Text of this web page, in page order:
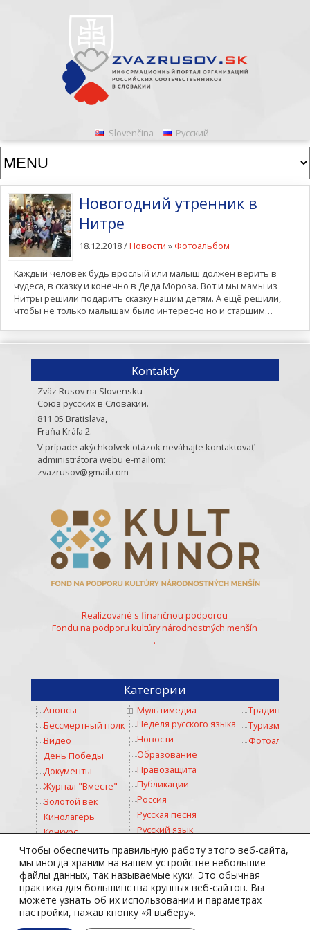
Slovenčina Русский
Новогодний утренник в
Нитре
18.12.2018 /Новости » Фотоальбом
Каждый человек будь врослый или малыш должен верить в
чудеса, в сказку и конечно в Деда Мороза. Вот и мы мамы из
Нитры решили подарить сказку нашим детям. А ещё решили,
чтобы не только малышам было интересно но и старшим…
Чтобы обеспечить правильную работу этого веб-сайта,
мы иногда храним на вашем устройстве небольшие
файлы данных, так называемые куки. Это обычная
практика для большинства крупных веб-сайтов. Вы
можете узнать об их использовании и параметрах
настройки, нажав кнопку «Я выберу».
Kontakty
Zväz Rusov na Slovensku —
Союз русских в Словакии.
811 05 Bratislava,
Fraňa Kráľa 2.
V prípade akýchkoľvek otázok neváhajte kontaktovať
administrátora webu e-mailom:
zvazrusov@gmail.com
Realizované s finančnou podporou
Fondu na podporu kultúry národnostných menšín
.
Категории
Анонсы
Бессмертный полк
Видео
День Победы
Документы
Журнал "Вместе"
Золотой век
Кинолагерь
Конкурс
Коронавирус
Космос
Культура
Личности
Медицина
Мультимедиа
Неделя русского языка
Новости
Образование
Правозащита
Публикации
Россия
Русская песня
Русский язык
Русское слово
Соревнование
Спорт
Стихи
Театр
Тотальный диктант
Традиции
Туризм
Фотоальбом